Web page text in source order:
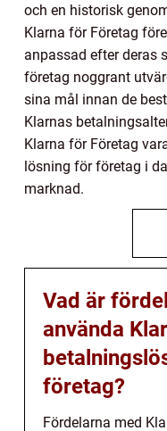
och en historisk
Klarna för Företag
anpassad efter deras
företag noggrant
sina mål innan de
Klarnas
Klarna för Företag
lösning för företag i
marknad.
Vad är
använda
företag?
Fördelarna med